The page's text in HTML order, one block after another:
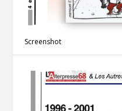
Screenshot